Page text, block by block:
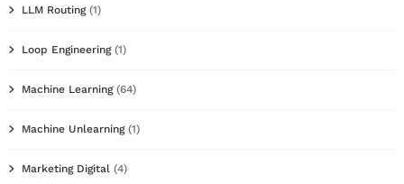
LLM Routing(1)
Loop Engineering(1)
Machine Learning(64)
Machine Unlearning(1)
Marketing Digital (4)